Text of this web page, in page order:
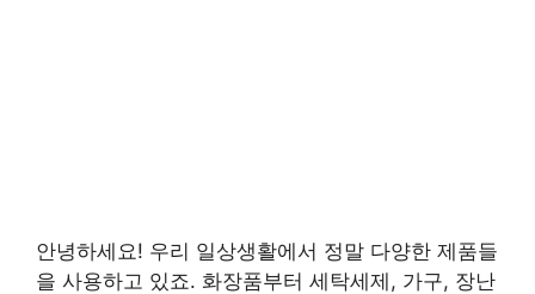
안녕하세요! 우리 일상생활에서 정말 다양한 제품들
을 사용하고 있죠. 화장품부터 세탁세제, 가구, 장난